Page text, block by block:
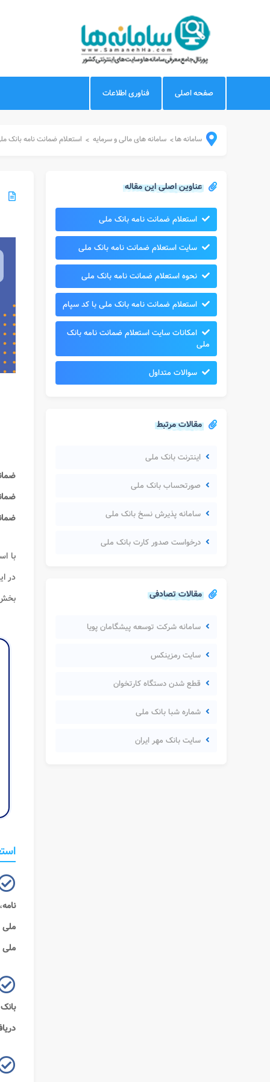
صفحه اصلی فناوری اطلاعات
سامانه ها> سامانه های مالی و سرمایه > استعلام ضمانت نامه بانک
عناوین اصلی این مقاله
استعلام ضمانت نامه بانک ملی
سایت استعلام ضمانت نامه بانک ملی
نحوه استعلام ضمانت نامه بانک ملی
استعلام ضمانت نامه بانک ملی با کد سپام
امکانات سایت استعلام ضمانت نامه بانک
ملی
سوالات متداول
مقالات مرتبط
اینترنت بانک ملی
صورتحساب بانک ملی
سامانه پذیرش نسخ بانک ملی
درخواست صدور کارت بانک ملی
مقالات تصادفی
سامانه شرکت توسعه پیشگامان پویا
سایت رمزینکس
قطع شدن دستگاه کارتخوان
شماره شبا بانک ملی
سایت بانک مهر ایران
با
در
بخش
نامه
ملی
ملی